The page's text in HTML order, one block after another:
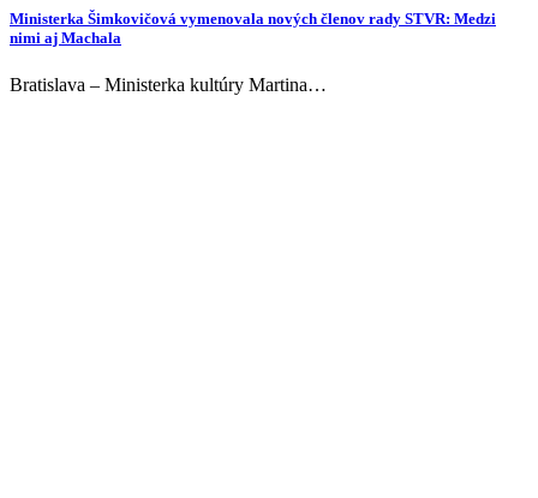
Ministerka Šimkovičová vymenovala nových členov rady STVR: Medzi
nimi aj Machala
Bratislava – Ministerka kultúry Martina…